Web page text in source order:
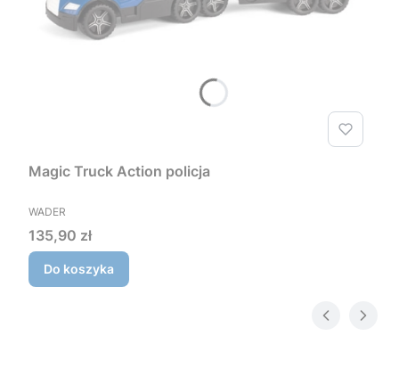
Magic Truck Action policja
PRODUCENT
WADER
Cena
135,90 zł
Do koszyka